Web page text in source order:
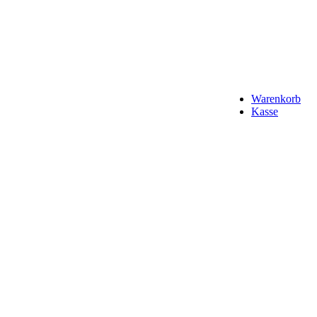
Warenkorb
Kasse